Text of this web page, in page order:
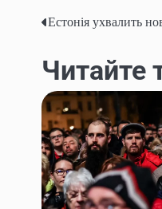
Post
navigation
Естонія ухвалить
Читайте